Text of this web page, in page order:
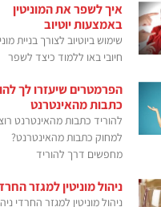
איך לשפר את המוניטין
באמצעות יוטיוב
שימוש ביוטיוב לצורך בניית
חיובי באו ללמוד כיצד לשפר
הפרמטרים שיעזרו לך
כתבות מהאינטרנט
להוריד כתבות מהאינטרנט
למחוק כתבות מהאינטרנט?
מחפשים דרך להוריד
ניהול מוניטין למגזר
ניהול מוניטין למגזר החרדי